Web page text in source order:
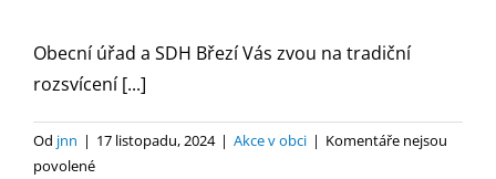
Obecní úřad a SDH Březí Vás zvou na tradiční
rozsvícení [...]
Od jnn | 17 listopadu, 2024 | Akce v obci | Komentáře nejsou
povolenéu